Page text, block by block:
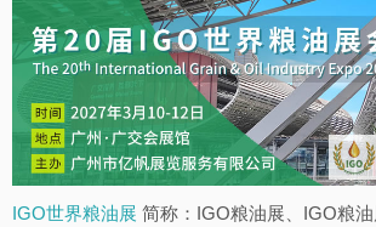
IGO世界粮油展 简称：IGO粮油展、IGO粮油